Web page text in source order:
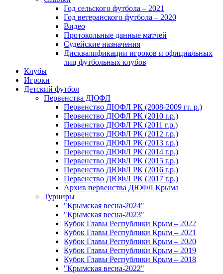
Год сельского футбола – 2021
Год ветеранского футбола – 2020
Видео
Протокольные данные матчей
Судейские назначения
Дисквалификации игроков и официальных
лиц футбольных клубов
Клубы
Игроки
Детский футбол
Первенства ДЮФЛ
Первенство ДЮФЛ РК (2008-2009 гг. р.)
Первенство ДЮФЛ РК (2010 г.р.)
Первенство ДЮФЛ РК (2011 г.р.)
Первенство ДЮФЛ РК (2012 г.р.)
Первенство ДЮФЛ РК (2013 г.р.)
Первенство ДЮФЛ РК (2014 г.р.)
Первенство ДЮФЛ РК (2015 г.р.)
Первенство ДЮФЛ РК (2016 г.р.)
Первенство ДЮФЛ РК (2017 г.р.)
Архив первенства ДЮФЛ Крыма
Турниры
"Крымская весна-2024"
"Крымская весна-2023"
Кубок Главы Республики Крым – 2022
Кубок Главы Республики Крым – 2021
Кубок Главы Республики Крым – 2020
Кубок Главы Республики Крым – 2019
Кубок Главы Республики Крым – 2018
"Крымская весна-2022"